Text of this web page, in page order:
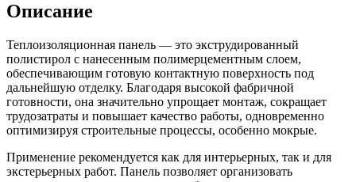
Описание
Теплоизоляционная панель — это экструдированный
полистирол с нанесенным полимерцементным слоем,
обеспечивающим готовую контактную поверхность под
дальнейшую отделку. Благодаря высокой фабричной
готовности, она значительно упрощает монтаж, сокращает
трудозатраты и повышает качество работы, одновременно
оптимизируя строительные процессы, особенно мокрые.
Применение рекомендуется как для интерьерных, так и для
экстерьерных работ. Панель позволяет организовать